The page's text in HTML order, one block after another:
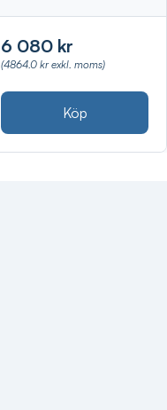
6 080 kr
(4864.0 kr exkl. moms)
Köp